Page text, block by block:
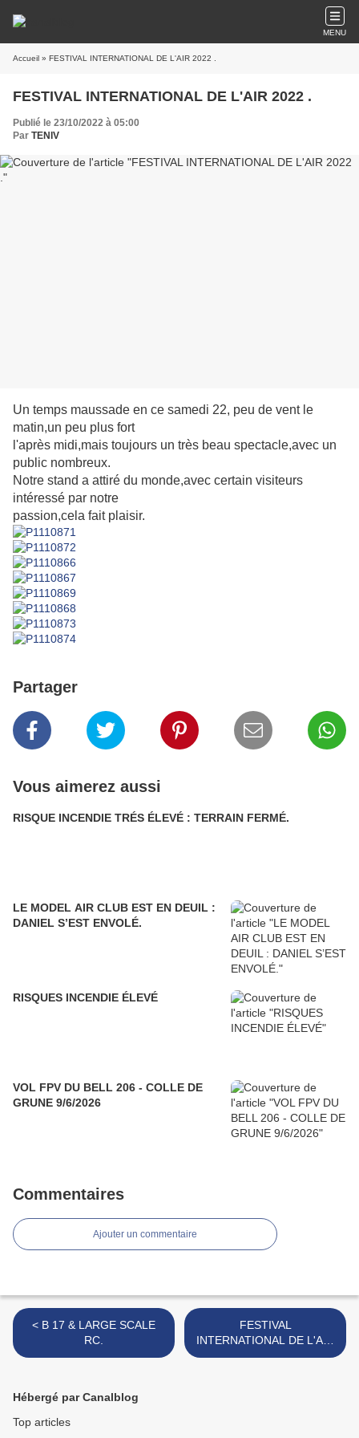
MENU
Accueil » FESTIVAL INTERNATIONAL DE L'AIR 2022 .
FESTIVAL INTERNATIONAL DE L'AIR 2022 .
Publié le 23/10/2022 à 05:00
Par TENIV
Un temps maussade en ce samedi 22, peu de vent le
matin,un peu plus fort
l'après midi,mais toujours un très beau spectacle,avec un
public nombreux.
Notre stand a attiré du monde,avec certain visiteurs
intéressé par notre
passion,cela fait plaisir.
Partager
Vous aimerez aussi
RISQUE INCENDIE TRÉS ÉLEVÉ : TERRAIN FERMÉ.
LE MODEL AIR CLUB EST EN DEUIL :
DANIEL S’EST ENVOLÉ.
RISQUES INCENDIE ÉLEVÉ
VOL FPV DU BELL 206 - COLLE DE
GRUNE 9/6/2026
Commentaires
Ajouter un commentaire
< B 17 & LARGE SCALE
RC.
FESTIVAL
INTERNATIONAL DE L'AIR
2022 (2) . >
Hébergé par Canalblog
Top articles